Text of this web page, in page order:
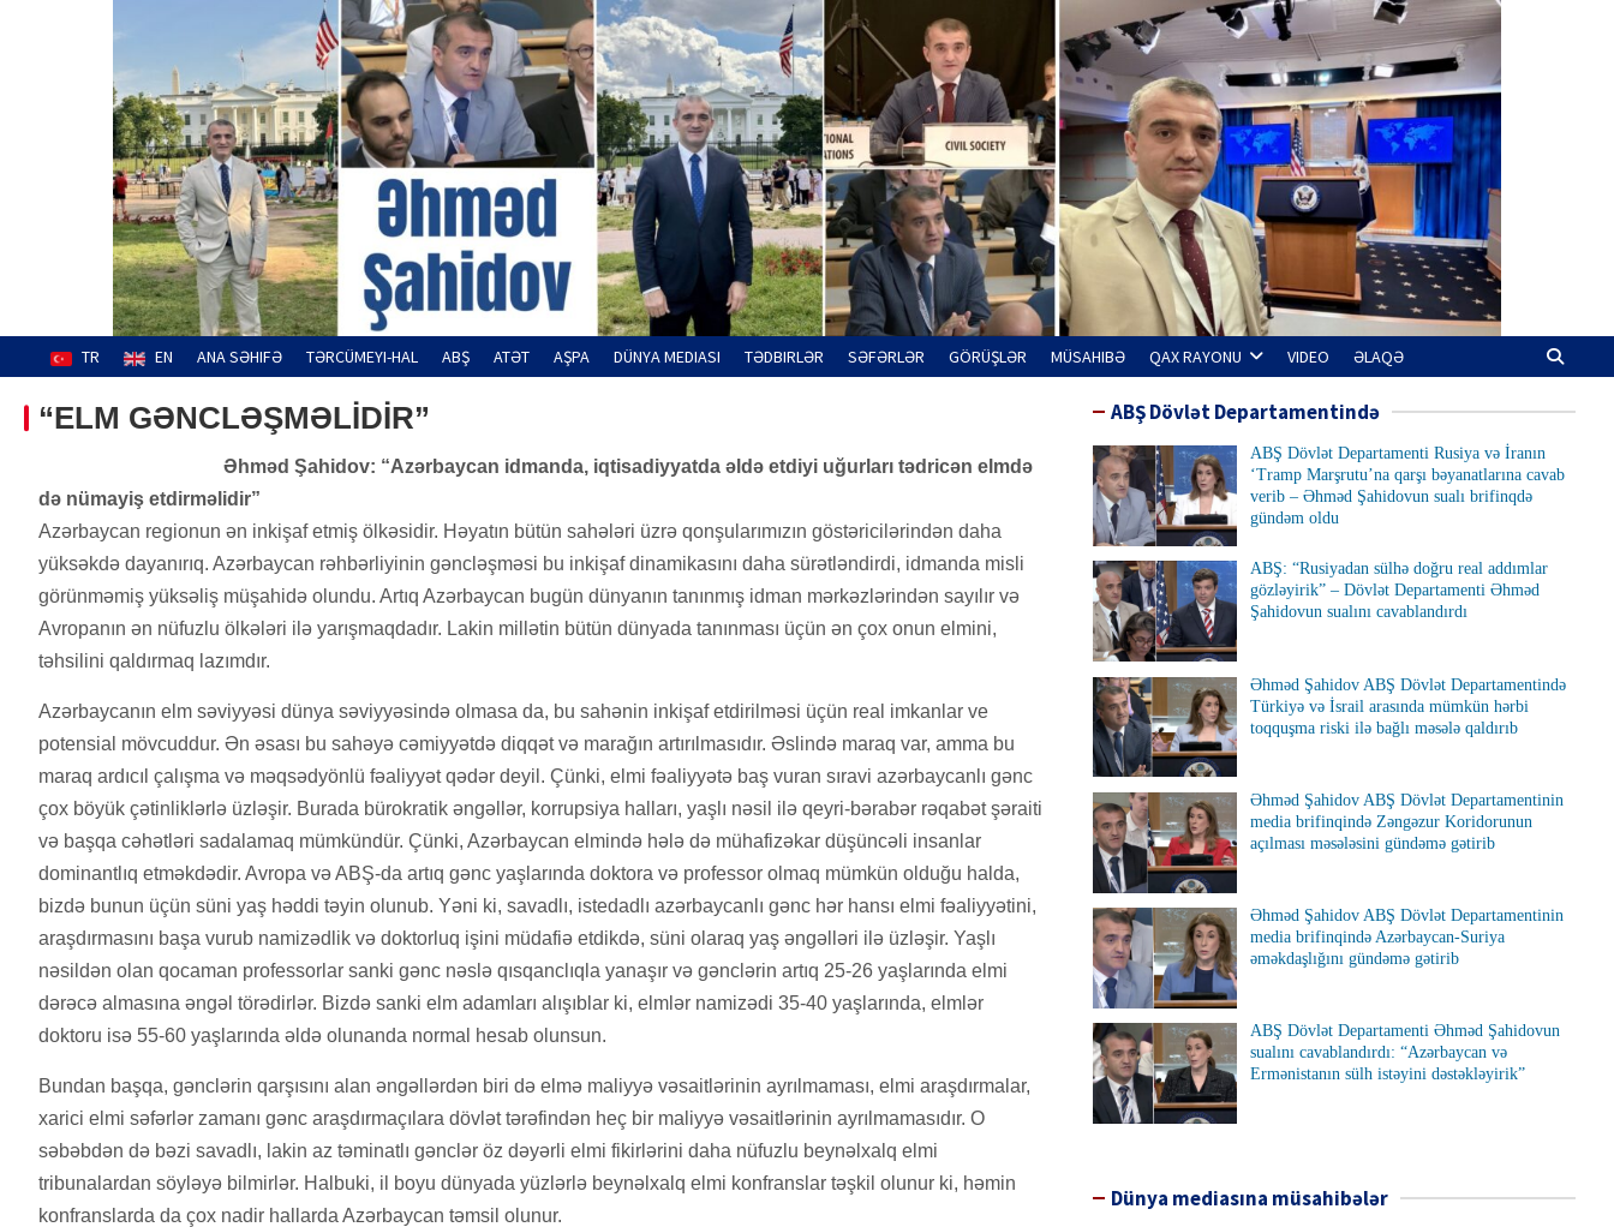
Əhməd Şahidov
Hüquq müdafiəçisi
TR EN ANA SƏHIFƏ TƏRCÜMEYI-HAL ABŞ ATƏT AŞPA DÜNYA MEDIASI TƏDBIRLƏR SƏFƏRLƏR GÖRÜŞLƏR MÜSAHIBƏ QAX RAYONU VIDEO ƏLAQƏ
“ELM GƏNCLƏŞMƏLİDİR”
Əhməd Şahidov: “Azərbaycan idmanda, iqtisadiyyatda əldə etdiyi uğurları tədricən elmdə
də nümayiş etdirməlidir”
Azərbaycan regionun ən inkişaf etmiş ölkəsidir. Həyatın bütün sahələri üzrə qonşularımızın göstəricilərindən daha
yüksəkdə dayanırıq. Azərbaycan rəhbərliyinin gəncləşməsi bu inkişaf dinamikasını daha sürətləndirdi, idmanda misli
görünməmiş yüksəliş müşahidə olundu. Artıq Azərbaycan bugün dünyanın tanınmış idman mərkəzlərindən sayılır və
Avropanın ən nüfuzlu ölkələri ilə yarışmaqdadır. Lakin millətin bütün dünyada tanınması üçün ən çox onun elmini,
təhsilini qaldırmaq lazımdır.
Azərbaycanın elm səviyyəsi dünya səviyyəsində olmasa da, bu sahənin inkişaf etdirilməsi üçün real imkanlar ve
potensial mövcuddur. Ən əsası bu sahəyə cəmiyyətdə diqqət və marağın artırılmasıdır. Əslində maraq var, amma bu
maraq ardıcıl çalışma və məqsədyönlü fəaliyyət qədər deyil. Çünki, elmi fəaliyyətə baş vuran sıravi azərbaycanlı gənc
çox böyük çətinliklərlə üzləşir. Burada bürokratik əngəllər, korrupsiya halları, yaşlı nəsil ilə qeyri-bərabər rəqabət şəraiti
və başqa cəhətləri sadalamaq mümkündür. Çünki, Azərbaycan elmində hələ də mühafizəkar düşüncəli insanlar
dominantlıq etməkdədir. Avropa və ABŞ-da artıq gənc yaşlarında doktora və professor olmaq mümkün olduğu halda,
bizdə bunun üçün süni yaş həddi təyin olunub. Yəni ki, savadlı, istedadlı azərbaycanlı gənc hər hansı elmi fəaliyyətini,
araşdırmasını başa vurub namizədlik və doktorluq işini müdafiə etdikdə, süni olaraq yaş əngəlləri ilə üzləşir. Yaşlı
nəsildən olan qocaman professorlar sanki gənc nəslə qısqanclıqla yanaşır və gənclərin artıq 25-26 yaşlarında elmi
dərəcə almasına əngəl törədirlər. Bizdə sanki elm adamları alışıblar ki, elmlər namizədi 35-40 yaşlarında, elmlər
doktoru isə 55-60 yaşlarında əldə olunanda normal hesab olunsun.
Bundan başqa, gənclərin qarşısını alan əngəllərdən biri də elmə maliyyə vəsaitlərinin ayrılmaması, elmi araşdırmalar,
xarici elmi səfərlər zamanı gənc araşdırmaçılara dövlət tərəfindən heç bir maliyyə vəsaitlərinin ayrılmamasıdır. O
səbəbdən də bəzi savadlı, lakin az təminatlı gənclər öz dəyərli elmi fikirlərini daha nüfuzlu beynəlxalq elmi
tribunalardan söyləyə bilmirlər. Halbuki, il boyu dünyada yüzlərlə beynəlxalq elmi konfranslar təşkil olunur ki, həmin
konfranslarda da çox nadir hallarda Azərbaycan təmsil olunur.
ABŞ Dövlət Departamentində
ABŞ Dövlət Departamenti Rusiya və İranın
‘Tramp Marşrutu’na qarşı bəyanatlarına cavab
verib – Əhməd Şahidovun sualı brifinqdə
gündəm oldu
ABŞ: “Rusiyadan sülhə doğru real addımlar
gözləyirik” – Dövlət Departamenti Əhməd
Şahidovun sualını cavablandırdı
Əhməd Şahidov ABŞ Dövlət Departamentində
Türkiyə və İsrail arasında mümkün hərbi
toqquşma riski ilə bağlı məsələ qaldırıb
Əhməd Şahidov ABŞ Dövlət Departamentinin
media brifinqində Zəngəzur Koridorunun
açılması məsələsini gündəmə gətirib
Əhməd Şahidov ABŞ Dövlət Departamentinin
media brifinqində Azərbaycan-Suriya
əməkdaşlığını gündəmə gətirib
ABŞ Dövlət Departamenti Əhməd Şahidovun
sualını cavablandırdı: “Azərbaycan və
Ermənistanın sülh istəyini dəstəkləyirik”
Dünya mediasına müsahibələr